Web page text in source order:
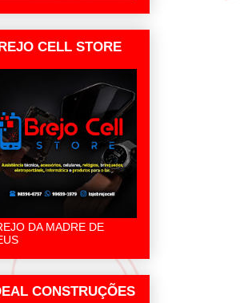
CELL STORE
DA MADRE DE
CONSTRUÇÕES